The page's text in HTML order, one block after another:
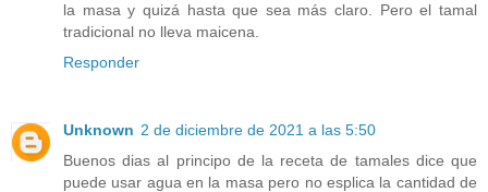
la masa y quizá hasta que sea más claro. Pero el tamal
tradicional no lleva maicena.
Responder
Unknown 2 de diciembre de 2021 a las 5:50
Buenos dias al principo de la receta de tamales dice que
puede usar agua en la masa pero no esplica la cantidad de